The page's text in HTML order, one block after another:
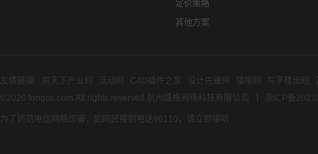
定价策略
其他方案
友情链接: 房天下产业网 活动网 C4D插件之家 设计先锋网 猫啃网 写字楼出租
©2020 fongce.com.All rights reserved 杭州烽格网络科技有限公司
浙ICP备
为了防范电信网络诈骗，如网民接到电话96110，请立即接听